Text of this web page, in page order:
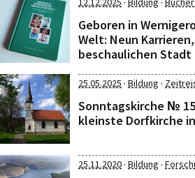
Geboren in
Welt: Neun
beschaulichen Stadt
25.05.2025 · Bildung ·
Sonntagskirche №
kleinste Dorfkirche
25.11.2020· Bildung ·